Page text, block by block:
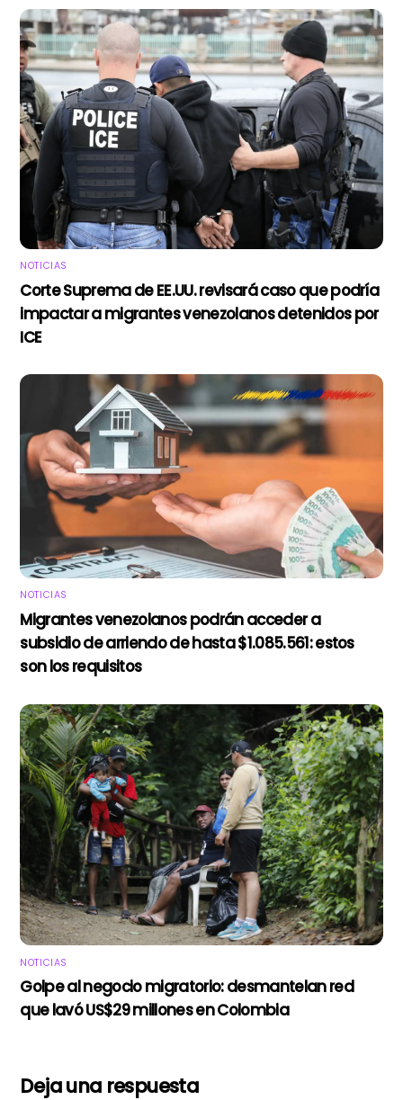
NOTICIAS
Corte Suprema de EE.UU. revisará caso que podría
impactar a migrantes venezolanos detenidos por
ICE
NOTICIAS
Migrantes venezolanos podrán acceder a
subsidio de arriendo de hasta $1.085.561: estos
son los requisitos
NOTICIAS
Golpe al negocio migratorio: desmantelan red
que lavó US$29 millones en Colombia
Deja una respuesta